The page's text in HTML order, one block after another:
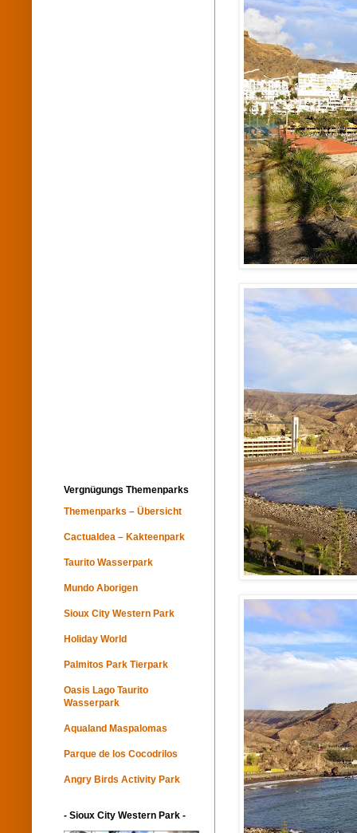
Vergnügungs Themenparks
Themenparks – Übersicht
Cactualdea – Kakteenpark
Taurito Wasserpark
Mundo Aborigen
Sioux City Western Park
Holiday World
Palmitos Park Tierpark
Oasis Lago Taurito
Wasserpark
Aqualand Maspalomas
Parque de los Cocodrilos
Angry Birds Activity Park
- Sioux City Western Park -